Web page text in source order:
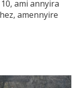
ami annyira
amennyire